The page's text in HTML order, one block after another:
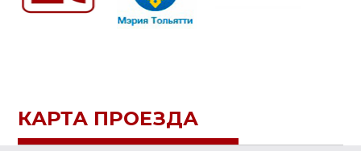
КАРТА ПРОЕЗДА